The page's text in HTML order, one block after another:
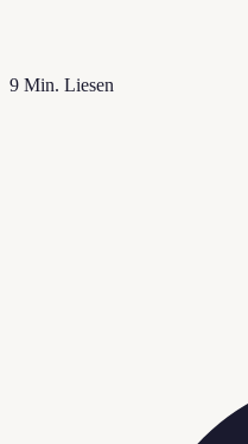
9 Min. Liesen